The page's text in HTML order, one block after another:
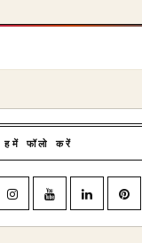
हमें फॉलो करें